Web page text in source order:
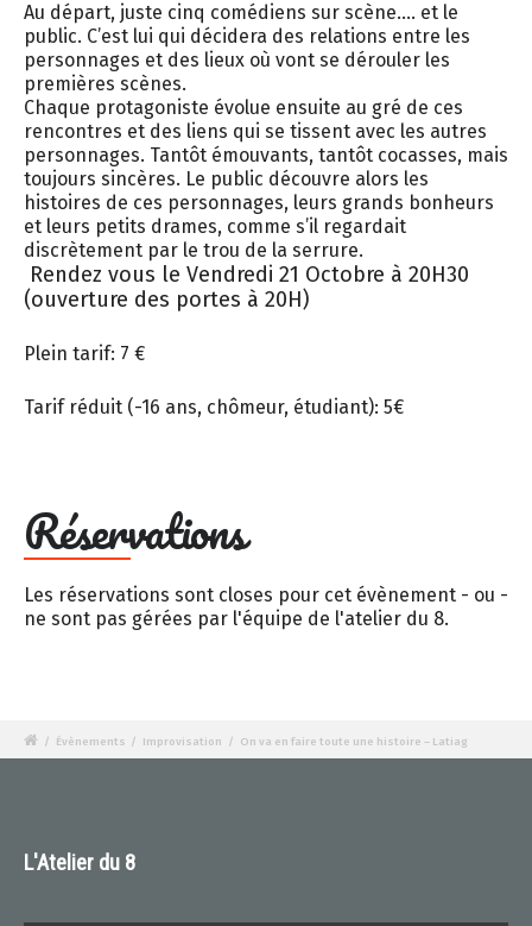
Au départ, juste cinq comédiens sur scène…. et le
public. C’est lui qui décidera des relations entre les
personnages et des lieux où vont se dérouler les
premières scènes.
Chaque protagoniste évolue ensuite au gré de ces
rencontres et des liens qui se tissent avec les autres
personnages. Tantôt émouvants, tantôt cocasses, mais
toujours sincères. Le public découvre alors les
histoires de ces personnages, leurs grands bonheurs
et leurs petits drames, comme s’il regardait
discrètement par le trou de la serrure.
Rendez vous le Vendredi 21 Octobre à 20H30
(ouverture des portes à 20H)
Plein tarif: 7 €
Tarif réduit (-16 ans, chômeur, étudiant): 5€
Réservations
Les réservations sont closes pour cet évènement - ou -
ne sont pas gérées par l'équipe de l'atelier du 8.
/ Évènements / Improvisation / On va en faire toute une histoire – Latiag
L'Atelier du 8